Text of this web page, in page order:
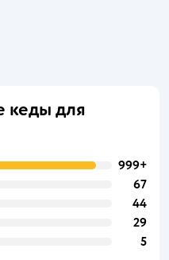
кеды для
999+
67
44
29
5